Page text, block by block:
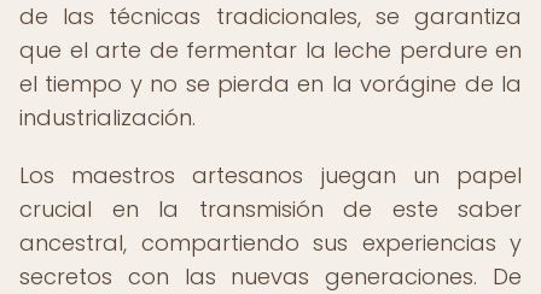
de las técnicas tradicionales, se garantiza
que el arte de fermentar la leche perdure en
el tiempo y no se pierda en la vorágine de la
industrialización.
Los maestros artesanos juegan un papel
crucial en la transmisión de este saber
ancestral, compartiendo sus experiencias y
secretos con las nuevas generaciones. De